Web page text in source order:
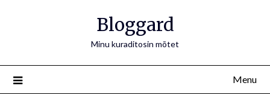
Bloggard
Minu kuraditosin mõtet
Menu